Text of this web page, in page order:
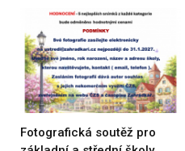
Fotografická soutěž pro